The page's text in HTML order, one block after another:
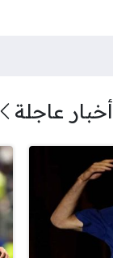
أخبار عاجلة